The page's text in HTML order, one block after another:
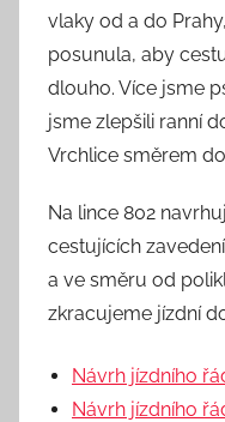
vlaky od a do
posunula, aby
dlouho. Více jsme
jsme zlepšili ranní
Vrchlice směrem
Na lince 802
cestujících
a ve směru od
zkracujeme jízdní
Návrh jízdního
Návrh jízdního